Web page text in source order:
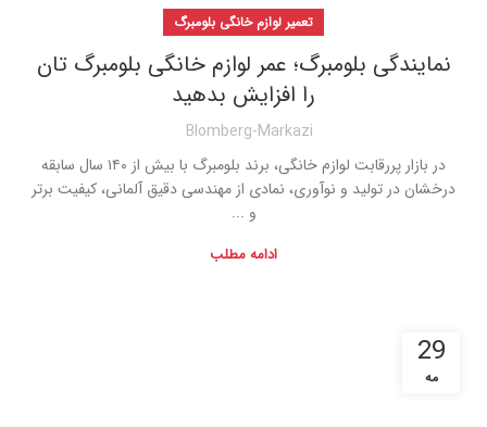
تعمیر لوازم خانگی بلومبرگ
نمایندگی بلومبرگ؛ عمر لوازم خانگی بلومبرگ تان
را افزایش بدهید
Blomberg-Markazi
در بازار پررقابت لوازم خانگی، برند بلومبرگ با بیش از ۱۴۰ سال سابقه
درخشان در تولید و نوآوری، نمادی از مهندسی دقیق آلمانی، کیفیت برتر
و ...
ادامه مطلب
29
مه